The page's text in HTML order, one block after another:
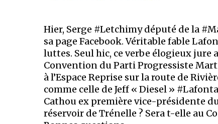
Hier, Serge #Letchimy député de la
sa page Facebook. Véritable fable
luttes. Seul hic, ce verbe élogieux jure
Convention du Parti Progressiste
à l’Espace Reprise sur la route de
comme celle de Jeff « Diesel »
Cathou ex première vice-présidente
réservoir de Trénelle ? Sera t-elle au